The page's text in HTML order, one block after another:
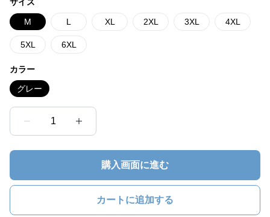
M L XL 2XL 3XL 4XL
5XL 6XL
カラー
グレー
1
購入画面に進む
カートに追加する